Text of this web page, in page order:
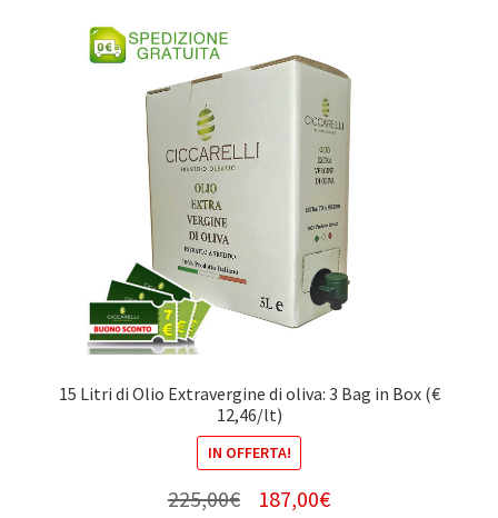
15 Litri di Olio Extravergine di oliva: 3 Bag in Box (€
12,46/lt)
IN OFFERTA!
225,00€ 187,00€